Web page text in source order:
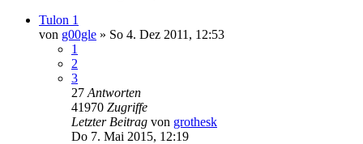
Tulon 1
von g00gle » So 4. Dez 2011, 12:53
1
2
3
27 Antworten
41970 Zugriffe
Letzter Beitrag von grothesk
Do 7. Mai 2015, 12:19